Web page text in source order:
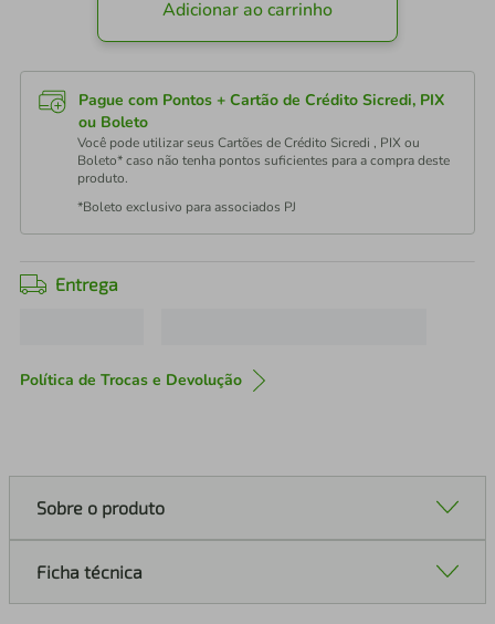
Adicionar ao carrinho
Pague com Pontos + Cartão de Crédito Sicredi, PIX
ou Boleto
Você pode utilizar seus Cartões de Crédito Sicredi , PIX ou
Boleto* caso não tenha pontos suficientes para a compra deste
produto.
*Boleto exclusivo para associados PJ
Entrega
Política de Trocas e Devolução
Sobre o produto
Ficha técnica